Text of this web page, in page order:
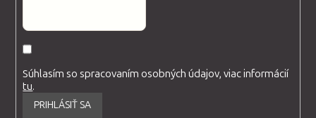
Súhlasím so spracovaním osobných údajov, viac informácií
tu.
PRIHLÁSIŤ SA